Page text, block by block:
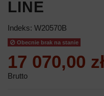
LINE
Indeks: W20570B
Obecnie brak na stanie
17 070,00
Brutto